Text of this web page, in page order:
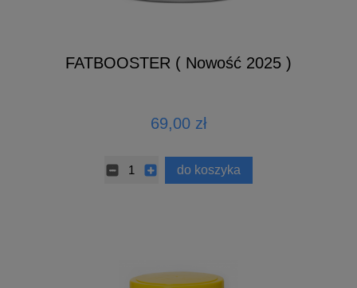
FATBOOSTER ( Nowość 2025 )
69,00 zł
do koszyka